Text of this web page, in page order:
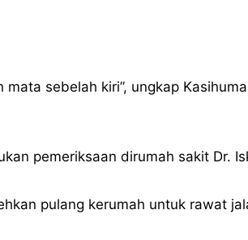
sebelah kiri”, ungkap
pemeriksaan dirumah sakit Dr.
pulang kerumah untuk rawat